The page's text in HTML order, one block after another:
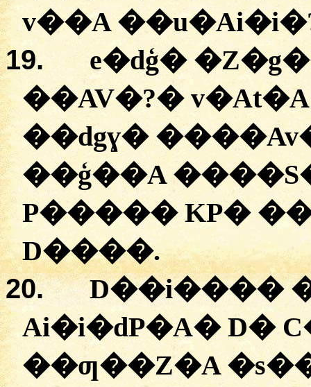
v��A��u�Ai�i�
19. e�dģ��
��AV�?� v�At�A
��dgɣ���
��ģ��A�
P����� KP�
D����.
20. D��i����
Ai�i�dP�A� D�
��ƣ��Z�A�